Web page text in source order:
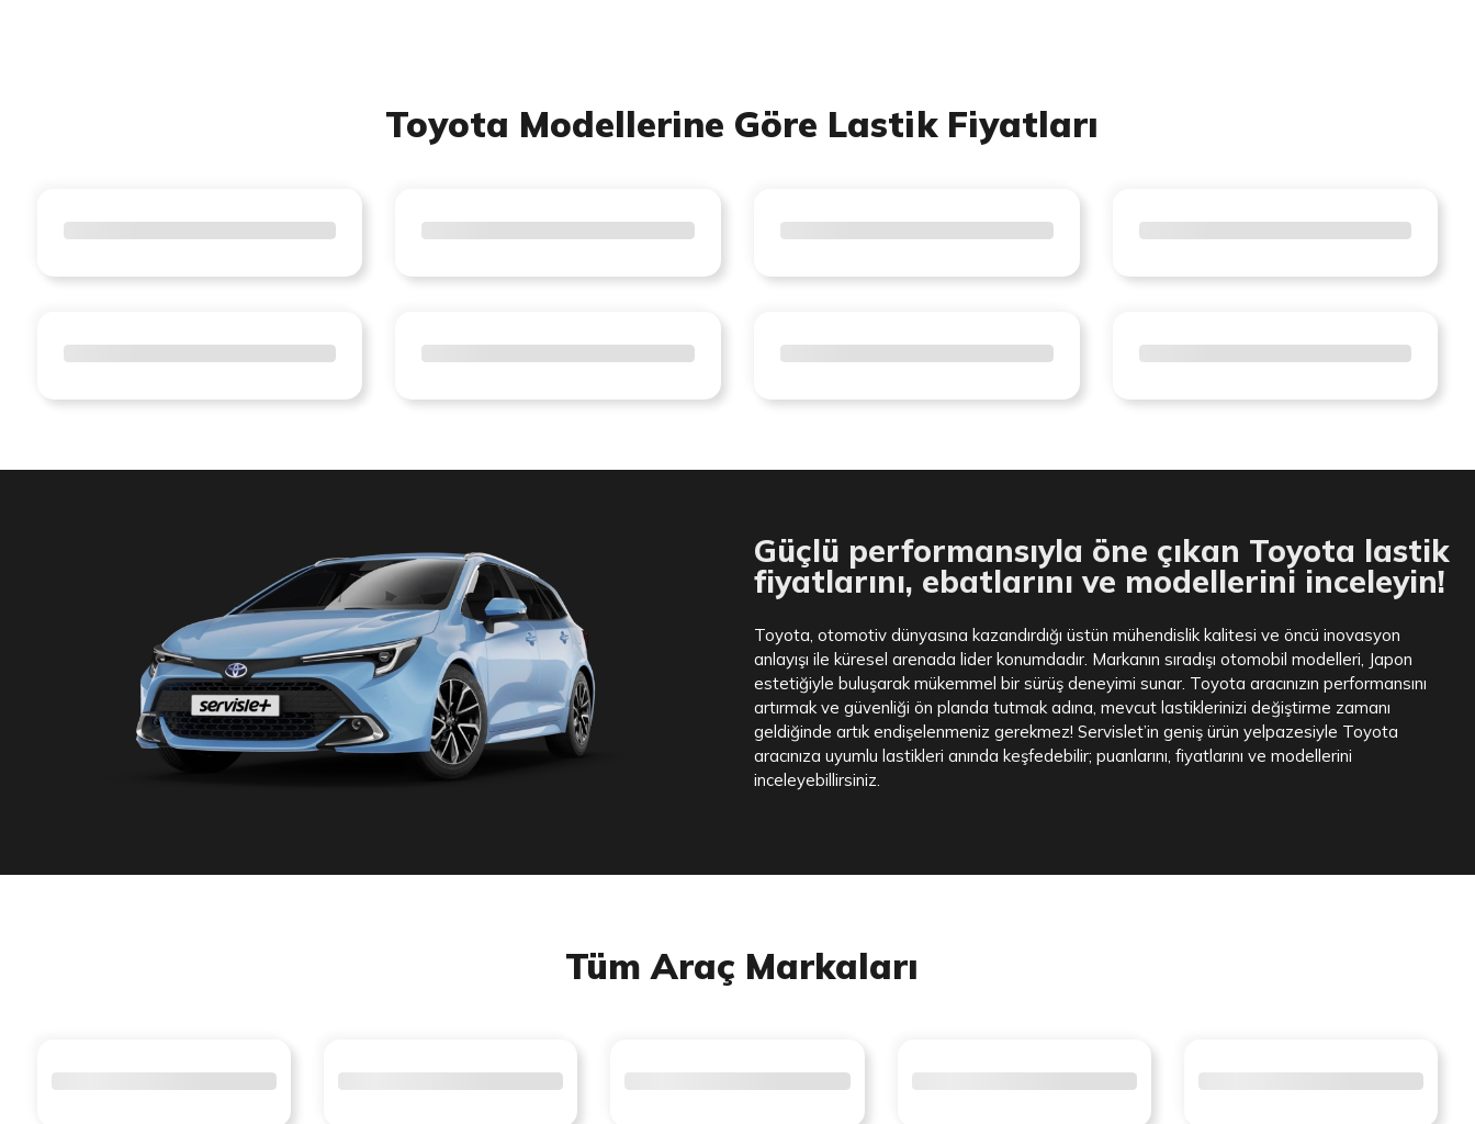
Toyota Modellerine Göre Lastik Fiyatları
Güçlü performansıyla öne çıkan Toyota lastik
fiyatlarını, ebatlarını ve modellerini inceleyin!
Toyota, otomotiv dünyasına kazandırdığı üstün mühendislik kalitesi ve öncü inovasyon
anlayışı ile küresel arenada lider konumdadır. Markanın sıradışı otomobil modelleri, Japon
estetiğiyle buluşarak mükemmel bir sürüş deneyimi sunar. Toyota aracınızın performansını
artırmak ve güvenliği ön planda tutmak adına, mevcut lastiklerinizi değiştirme zamanı
geldiğinde artık endişelenmeniz gerekmez! Servislet’in geniş ürün yelpazesiyle Toyota
aracınıza uyumlu lastikleri anında keşfedebilir; puanlarını, fiyatlarını ve modellerini
inceleyebillirsiniz.
Tüm Araç Markaları